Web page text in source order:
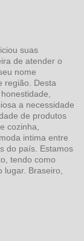
suas
de atender o
nome
região. Desta
a necessidade
de produtos
cozinha,
intima entre
do país. Estamos
tendo como
Braseiro,